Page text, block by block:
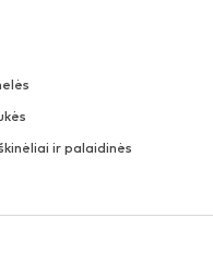
ir palaidinės
ir tunikos